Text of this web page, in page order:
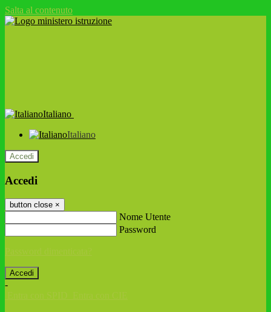
Salta al contenuto
Italiano
Italiano
Accedi
Accedi
button close ×
Nome Utente
Password
-